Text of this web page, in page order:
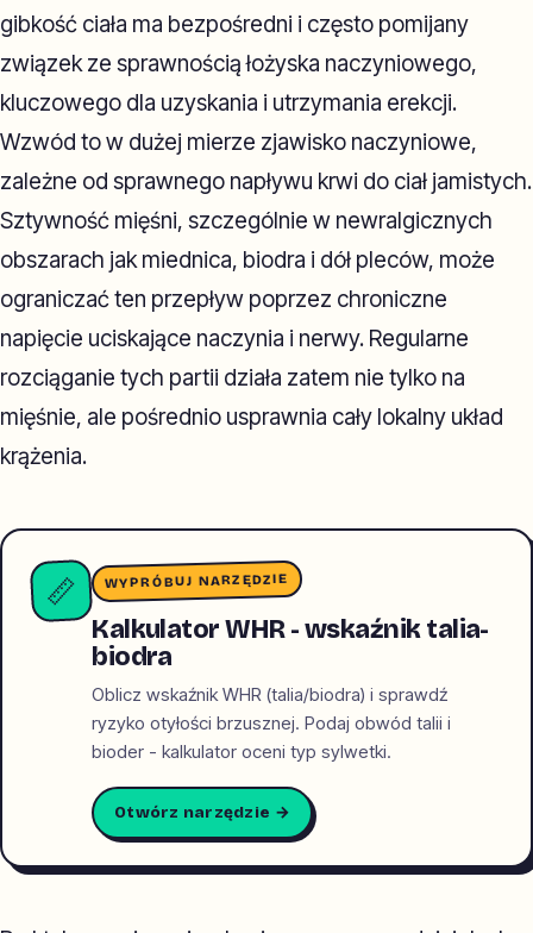
gibkość ciała ma bezpośredni i często pomijany
związek ze sprawnością łożyska naczyniowego,
kluczowego dla uzyskania i utrzymania erekcji.
Wzwód to w dużej mierze zjawisko naczyniowe,
zależne od sprawnego napływu krwi do ciał jamistych.
Sztywność mięśni, szczególnie w newralgicznych
obszarach jak miednica, biodra i dół pleców, może
ograniczać ten przepływ poprzez chroniczne
napięcie uciskające naczynia i nerwy. Regularne
rozciąganie tych partii działa zatem nie tylko na
mięśnie, ale pośrednio usprawnia cały lokalny układ
krążenia.
📏 WYPRÓBUJ NARZĘDZIE
Kalkulator WHR - wskaźnik talia-
biodra
Oblicz wskaźnik WHR (talia/biodra) i sprawdź
ryzyko otyłości brzusznej. Podaj obwód talii i
bioder - kalkulator oceni typ sylwetki.
Otwórz narzędzie →